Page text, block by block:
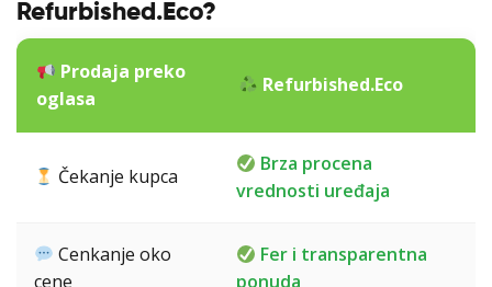
Refurbished.Eco?
Prodaja preko
oglasa
Refurbished.Eco
Čekanje kupca
Brza procena
vrednosti uređaja
Cenkanje oko
cene
Fer i transparentna
ponuda